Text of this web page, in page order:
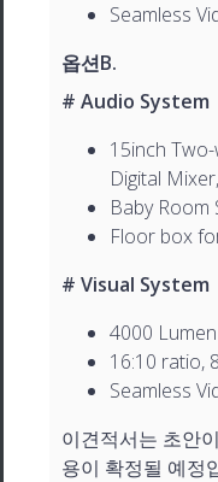
Seamless
옵션B.
# Audio System
15inch
Digital
Baby Room
Floor box
# Visual System
4000
16:10 ratio,
Seamless
이견적서는 초안
용이 확정될 예정